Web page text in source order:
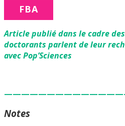
FBA
Article publié dans le cadre
doctorants parlent de leur
avec Pop’Sciences
Notes